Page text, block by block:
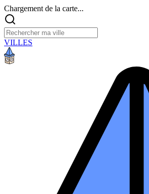
Chargement de la carte...
VILLES